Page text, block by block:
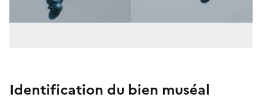
Identification du bien muséal